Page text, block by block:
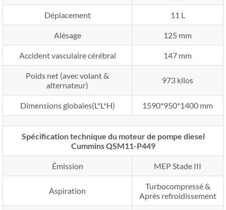
Déplacement 11 L
Alésage 125 mm
Accident vasculaire cérébral 147 mm
Poids net (avec volant &
alternateur)
973 kilos
Dimensions globales(L*L*H) 1590*950*1400 mm
Spécification technique du moteur de pompe diesel
Cummins QSM11-P449
Émission MEP Stade III
Aspiration
Turbocompressé &
Après refroidissement